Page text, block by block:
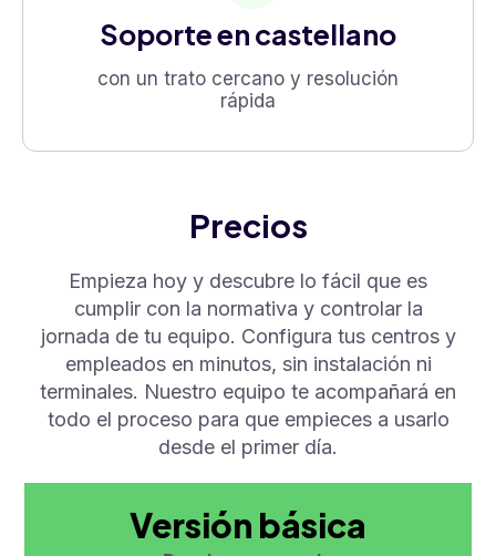
Soporte en castellano
con un trato cercano y resolución
rápida
Precios
Empieza hoy y descubre lo fácil que es
cumplir con la normativa y controlar la
jornada de tu equipo. Configura tus centros y
empleados en minutos, sin instalación ni
terminales. Nuestro equipo te acompañará en
todo el proceso para que empieces a usarlo
desde el primer día.
Versión básica